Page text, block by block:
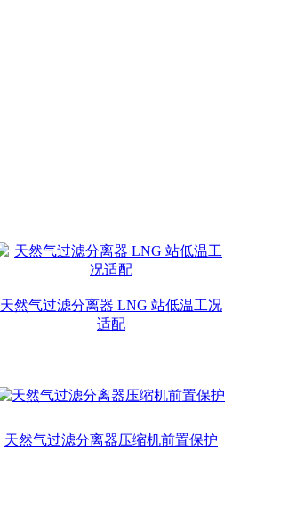
天然气过滤分离器 LNG 站低温工况
适配
天然气过滤分离器压缩机前置保护